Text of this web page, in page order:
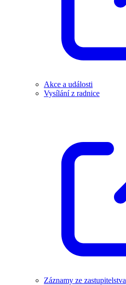
Akce a události
Vysílání z radnice
Záznamy ze zastupitelstva